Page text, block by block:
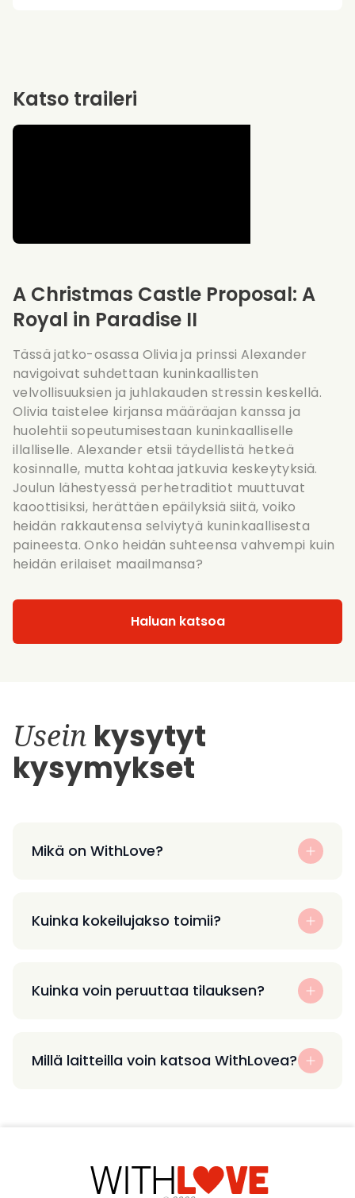
A Christmas Castle Proposal: A
Royal in Paradise II
Tässä jatko-osassa Olivia ja prinssi Alexander
navigoivat suhdettaan kuninkaallisten
velvollisuuksien ja juhlakauden stressin keskellä.
Olivia taistelee kirjansa määräajan kanssa ja
huolehtii sopeutumisestaan kuninkaalliselle
illalliselle. Alexander etsii täydellistä hetkeä
kosinnalle, mutta kohtaa jatkuvia keskeytyksiä.
Joulun lähestyessä perhetraditiot muuttuvat
kaoottisiksi, herättäen epäilyksiä siitä, voiko
heidän rakkautensa selviytyä kuninkaallisesta
paineesta. Onko heidän suhteensa vahvempi kuin
heidän erilaiset maailmansa?
Haluan katsoa
Katso traileri
Usein kysytyt
kysymykset
Mikä on WithLove?
Kuinka kokeilujakso toimii?
Kuinka voin peruuttaa tilauksen?
Millä laitteilla voin katsoa WithLovea?